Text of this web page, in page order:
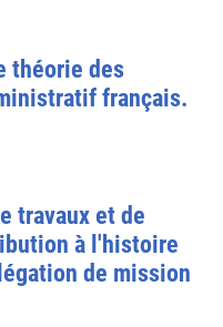
théorie des
français.
travaux et de
à l'histoire
de mission